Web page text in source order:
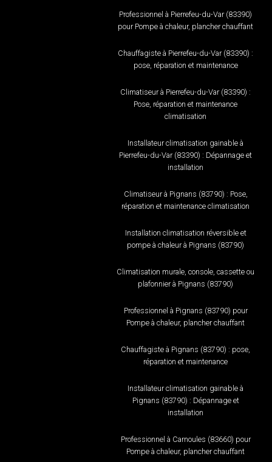
Professionnel à Pierrefeu-du-Var (83390)
pour Pompe à chaleur, plancher chauffant
Chauffagiste à Pierrefeu-du-Var (83390) :
pose, réparation et maintenance
Climatiseur à Pierrefeu-du-Var (83390) :
Pose, réparation et maintenance
climatisation
Installateur climatisation gainable à
Pierrefeu-du-Var (83390) : Dépannage et
installation
Climatiseur à Pignans (83790) : Pose,
réparation et maintenance climatisation
Installation climatisation réversible et
pompe à chaleur à Pignans (83790)
Climatisation murale, console, cassette ou
plafonnier à Pignans (83790)
Professionnel à Pignans (83790) pour
Pompe à chaleur, plancher chauffant
Chauffagiste à Pignans (83790) : pose,
réparation et maintenance
Installateur climatisation gainable à
Pignans (83790) : Dépannage et
installation
Professionnel à Carnoules (83660) pour
Pompe à chaleur, plancher chauffant